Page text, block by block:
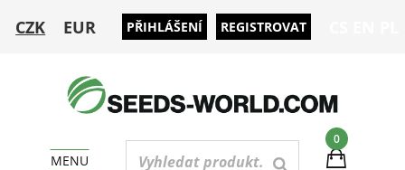
CZK EUR PŘIHLÁŠENÍ REGISTROVAT
0
MENU